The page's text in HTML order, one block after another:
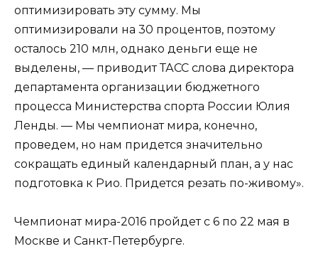
оптимизировать эту сумму. Мы
оптимизировали на 30 процентов, поэтому
осталось 210 млн, однако деньги еще не
выделены, — приводит ТАСС слова директора
департамента организации бюджетного
процесса Министерства спорта России Юлия
Ленды. — Мы чемпионат мира, конечно,
проведем, но нам придется значительно
сокращать единый календарный план, а у нас
подготовка к Рио. Придется резать по-живому».
Чемпионат мира-2016 пройдет с 6 по 22 мая в
Москве и Санкт-Петербурге.